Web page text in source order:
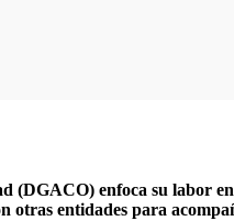
(DGACO) enfoca su labor
otras entidades para